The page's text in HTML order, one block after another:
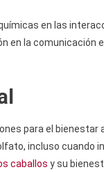
en las
la comunicación
para el bienestar
incluso
caballos y su